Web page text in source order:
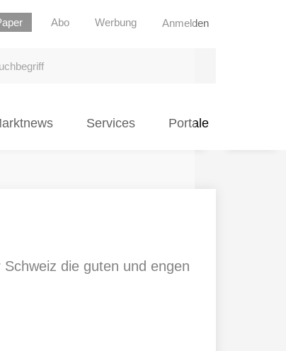
Abo Werbung Anmelden
Services Portale
die guten und engen